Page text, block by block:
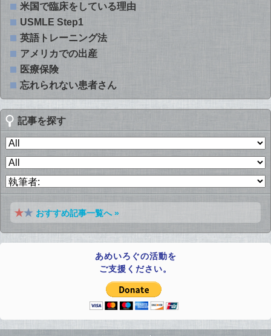
米国で臨床をしている理由
USMLE Step1
英語トレーニング法
アメリカでの出産
医療保険
忘れられない患者さん
記事を探す
おすすめ記事一覧へ »
あめいろぐの活動を
ご支援ください。